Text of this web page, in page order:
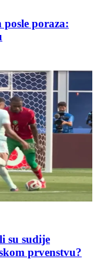
poraza:
su sudije
prvenstvu?